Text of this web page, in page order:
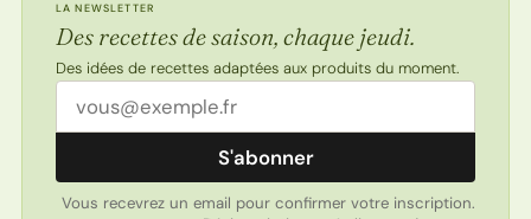
LA NEWSLETTER
Des recettes de saison, chaque jeudi.
Des idées de recettes adaptées aux produits du moment.
Adresse email
S'abonner
Vous recevrez un email pour confirmer votre inscription.